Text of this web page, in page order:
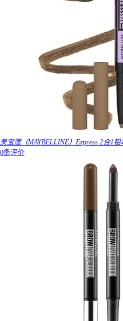
美宝莲（MAYBELLINE）Express 2合1
0条评价